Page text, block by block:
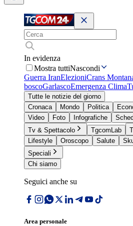
In evidenza
Mostra tuttiNascondi
Guerra IranElezioniCrans
boscoGarlascoEmergenza Clima
Tutte le notizie del giorno
Cronaca
Mondo Politica
Video
Foto Infografiche
Tv & Spettacolo
TgcomLab
Lifestyle
Oroscopo Salute
Speciali
Chi siamo
Seguici anche su
Area personale